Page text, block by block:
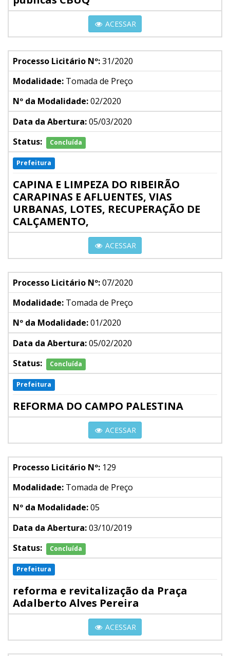
ACESSAR
Processo Licitário Nº:31/2020
Modalidade: Tomada de Preço
Nº da Modalidade:02/2020
Data da Abertura:05/03/2020
Status:
Concluída
Prefeitura
CAPINA E LIMPEZA DO RIBEIRÃO
CARAPINAS E AFLUENTES, VIAS
URBANAS, LOTES, RECUPERAÇÃO DE
CALÇAMENTO,
ACESSAR
Processo Licitário Nº:07/2020
Modalidade: Tomada de Preço
Nº da Modalidade:01/2020
Data da Abertura:05/02/2020
Status:
Concluída
Prefeitura
REFORMA DO CAMPO PALESTINA
ACESSAR
Processo Licitário Nº: 129
Modalidade: Tomada de Preço
Nº da Modalidade:05
Data da Abertura:03/10/2019
Status:
Concluída
Prefeitura
reforma e revitalização da Praça
Adalberto Alves Pereira
ACESSAR